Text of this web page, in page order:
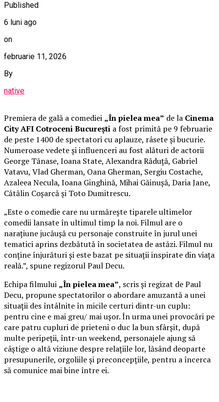
Published
6 luni ago
on
februarie 11, 2026
By
native
Premiera de gală a comediei „În pielea mea” de la Cinema
City AFI Cotroceni București a fost primită pe 9 februarie
de peste 1400 de spectatori cu aplauze, râsete și bucurie.
Numeroase vedete și influenceri au fost alături de actorii
George Tănase, Ioana State, Alexandra Răduță, Gabriel
Vatavu, Vlad Gherman, Oana Gherman, Sergiu Costache,
Azaleea Necula, Ioana Ginghină, Mihai Găinușă, Daria Jane,
Cătălin Coșarcă și Toto Dumitrescu.
„Este o comedie care nu urmărește tiparele ultimelor
comedii lansate în ultimul timp la noi. Filmul are o
narațiune jucăușă cu personaje construite în jurul unei
tematici aprins dezbătută în societatea de astăzi. Filmul nu
conține înjurături și este bazat pe situații inspirate din viața
reală.”, spune regizorul Paul Decu.
Echipa filmului „În pielea mea”, scris și regizat de Paul
Decu, propune spectatorilor o abordare amuzantă a unei
situații des întâlnite în micile certuri dintr-un cuplu:
pentru cine e mai greu/ mai ușor. În urma unei provocări pe
care patru cupluri de prieteni o duc la bun sfârșit, după
multe peripeții, într-un weekend, personajele ajung să
câștige o altă viziune despre relațiile lor, lăsând deoparte
presupunerile, orgoliile și preconcepțiile, pentru a încerca
să comunice mai bine între ei.